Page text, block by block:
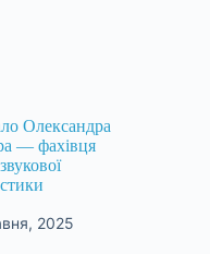
Олександра
— фахівця
2025